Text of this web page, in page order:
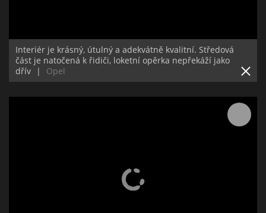
Interiér je krásný, útulný a adekvátně kvalitní. Středová
část je natočená k řidiči, loketní opěrka nepřekáží jako
dřív
| Opel